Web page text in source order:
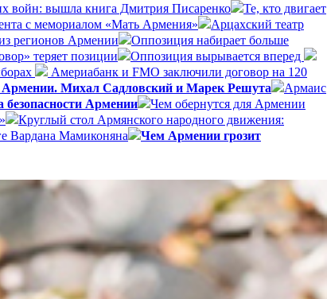
войн: вышла книга Дмитрия Писаренко
Те, кто двигает
с мемориалом «Мать Армения»
Арцахский театр
регионов Армении
Оппозиция набирает больше
теряет позиции
Оппозиция вырывается вперед
Америабанк и FMO заключили договор на 120
Армении. Михал Садловский и Марек Решута
Армаис
Армении
Чем обернутся для Армении
Круглый стол Армянского народного движения:
Вардана Мамиконяна
Чем Армении грозит